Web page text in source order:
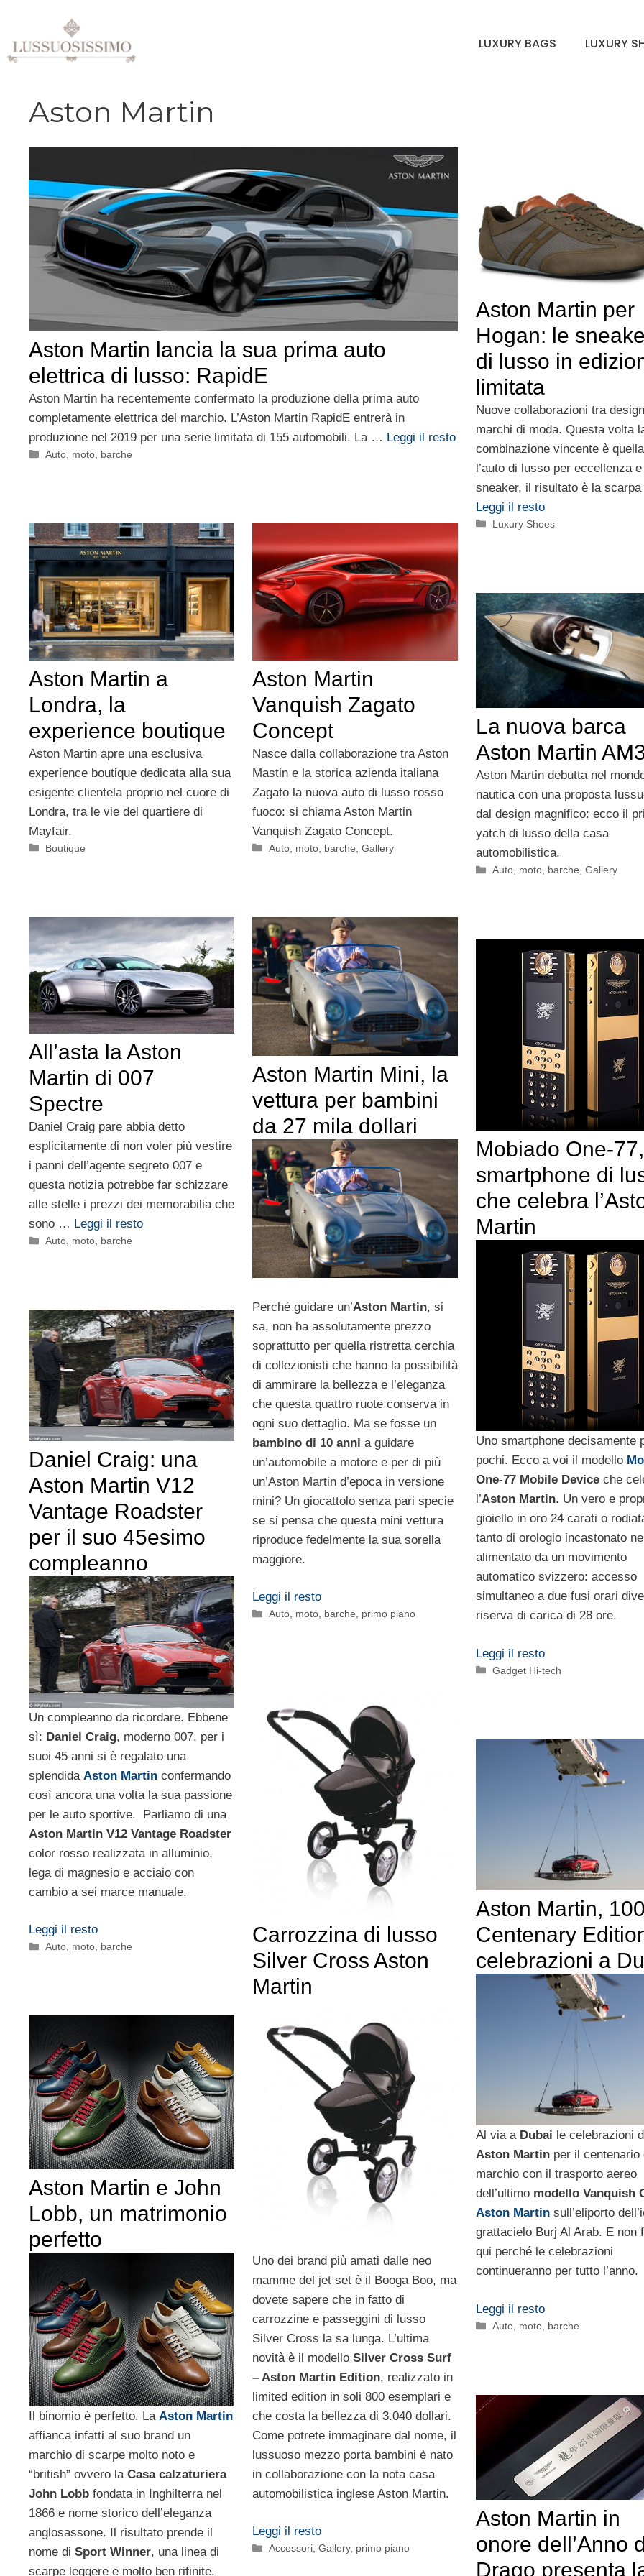
contenuto
LUXURY BAGS LUXURY
Aston Martin
Aston Martin lancia la sua prima auto
elettrica di lusso: RapidE
Aston Martin ha recentemente confermato la produzione della prima auto
completamente elettrica del marchio. L’Aston Martin RapidE entrerà in
produzione nel 2019 per una serie limitata di 155 automobili. La … Leggi il resto
Categorie
Auto, moto, barche
Aston Martin per
Hogan: le
di lusso in
limitata
Nuove collaborazioni tra
marchi di moda. Questa volta
combinazione vincente è
l’auto di lusso per eccellenza
sneaker, il risultato è la
Leggi il resto
Categorie
Luxury Shoes
Aston Martin a
Londra, la
experience boutique
Aston Martin apre una esclusiva
experience boutique dedicata alla sua
esigente clientela proprio nel cuore di
Londra, tra le vie del quartiere di
Mayfair.
Categorie
Boutique
Aston Martin
Vanquish Zagato
Concept
Nasce dalla collaborazione tra Aston
Mastin e la storica azienda italiana
Zagato la nuova auto di lusso rosso
fuoco: si chiama Aston Martin
Vanquish Zagato Concept.
Categorie
Auto, moto, barche ,Gallery
La nuova barca
Aston Martin
Aston Martin debutta nel
nautica con una proposta
dal design magnifico: ecco il
yatch di lusso della casa
automobilistica.
Categorie
Auto, moto, barche,Gallery
All’asta la Aston
Martin di 007
Spectre
Daniel Craig pare abbia detto
esplicitamente di non voler più vestire
i panni dell’agente segreto 007 e
questa notizia potrebbe far schizzare
alle stelle i prezzi dei memorabilia che
sono … Leggi il resto
Categorie
Auto, moto, barche
Aston Martin Mini, la
vettura per bambini
da 27 mila dollari
Perché guidare un’Aston Martin, si
sa, non ha assolutamente prezzo
soprattutto per quella ristretta cerchia
di collezionisti che hanno la possibilità
di ammirare la bellezza e l’eleganza
che questa quattro ruote conserva in
ogni suo dettaglio. Ma se fosse un
bambino di 10 anni a guidare
un’automobile a motore e per di più
un’Aston Martin d’epoca in versione
mini? Un giocattolo senza pari specie
se si pensa che questa mini vettura
riproduce fedelmente la sua sorella
maggiore.
Leggi il resto
Categorie
Auto, moto, barche, primo piano
Mobiado One-
smartphone di
che celebra
Martin
Uno smartphone decisamente
pochi. Ecco a voi il modello
One-77 Mobile Deviceche
l’Aston Martin. Un vero e
gioiello in oro 24 carati o
tanto di orologio incastonato
alimentato da un movimento
automatico svizzero: accesso
simultaneo a due fusi orari
riserva di carica di 28 ore.
Leggi il resto
Categorie
Gadget Hi-tech
Daniel Craig: una
Aston Martin V12
Vantage Roadster
per il suo 45esimo
compleanno
Un compleanno da ricordare. Ebbene
sì: Daniel Craig, moderno 007, per i
suoi 45 anni si è regalato una
splendida Aston Martin confermando
così ancora una volta la sua passione
per le auto sportive. Parliamo di una
Aston Martin V12 Vantage Roadster
color rosso realizzata in alluminio,
lega di magnesio e acciaio con
cambio a sei marce manuale.
Leggi il resto
Categorie
Auto, moto, barche
Carrozzina di lusso
Silver Cross Aston
Martin
Uno dei brand più amati dalle neo
mamme del jet set è il Booga Boo, ma
dovete sapere che in fatto di
carrozzine e passeggini di lusso
Silver Cross la sa lunga. L’ultima
novità è il modello Silver Cross Surf
– Aston Martin Edition, realizzato in
limited edition in soli 800 esemplari e
che costa la bellezza di 3.040 dollari.
Come potrete immaginare dal nome, il
lussuoso mezzo porta bambini è nato
in collaborazione con la nota casa
automobilistica inglese Aston Martin.
Leggi il resto
Categorie
Accessori,Gallery, primo piano
Aston Martin,
Centenary
celebrazioni a
Al via a Dubai le celebrazioni
Aston Martinper il centenario
marchio con il trasporto aereo
dell’ultimomodello Vanquish
Aston Martinsull’eliporto
grattacielo Burj Al Arab. E non
qui perché le celebrazioni
continueranno per tutto l’anno.
Leggi il resto
Categorie
Auto, moto, barche
Aston Martin e John
Lobb, un matrimonio
perfetto
Il binomio è perfetto. La Aston Martin
affianca infatti al suo brand un
marchio di scarpe molto noto e
“british” ovvero la Casa calzaturiera
John Lobb fondata in Inghilterra nel
1866 e nome storico dell’eleganza
anglosassone. Il risultato prende il
nome di Sport Winner, una linea di
scarpe leggere e molto ben rifinite.
Aston Martin in
onore dell’Anno
Drago presenta